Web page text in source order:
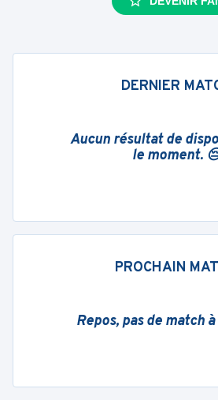
DERNIER
Aucun résultat de
le moment.
PROCHAIN
Repos, pas de match